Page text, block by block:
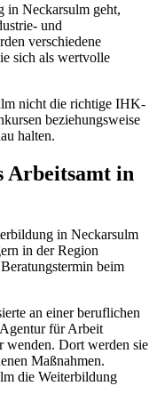
in Neckarsulm geht,
und
verschiedene
sich als wertvolle
nicht die richtige IHK-
beziehungsweise
halten.
Arbeitsamt in
in Neckarsulm
in der Region
beim
an einer beruflichen
für Arbeit
wenden. Dort werden sie
Maßnahmen.
die Weiterbildung